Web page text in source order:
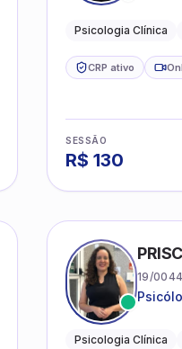
FAAP.
Psicologia Clínica
CRP ativo
SESSÃO
R$ 130
19/
Psicologia Clínica